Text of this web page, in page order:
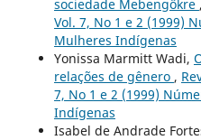
sociedade Mebengôkre ,
Vol. 7, No 1 e 2 (1999)
Mulheres Indígenas
Yonissa Marmitt Wadi,
relações de gênero ,
7, No 1 e 2 (1999)
Indígenas
Isabel de Andrade